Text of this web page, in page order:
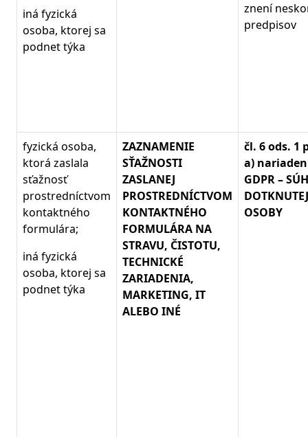
iná fyzická
osoba, ktorej sa
podnet týka
znení
predpisov
fyzická osoba,
ktorá zaslala
sťažnosť
prostredníctvom
kontaktného
formulára;
iná fyzická
osoba, ktorej sa
podnet týka
ZAZNAMENIE
SŤAŽNOSTI
ZASLANEJ
PROSTREDNÍCTVOM
KONTAKTNÉHO
FORMULÁRA NA
STRAVU, ČISTOTU,
TECHNICKÉ
ZARIADENIA,
MARKETING, IT
ALEBO INÉ
čl. 6 ods. 1
a)
GDPR –
DOTKNUTEJ
OSOBY